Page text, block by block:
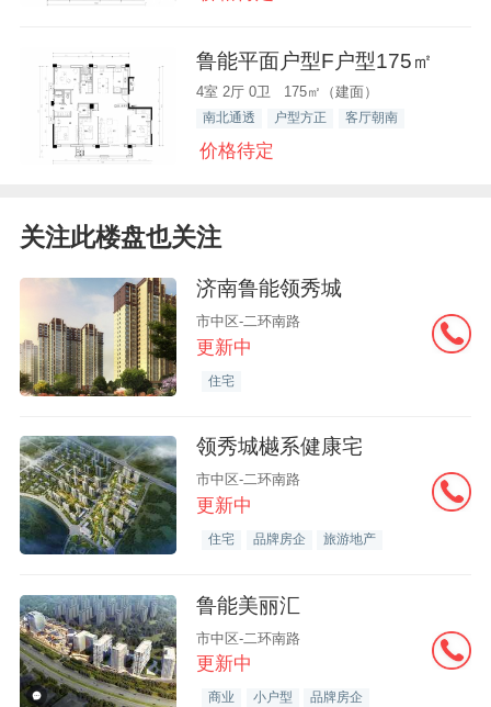
鲁能平面户型F户型175㎡
4室 2厅 0卫 175㎡（建面）
南北通透 户型方正 客厅朝南
价格待定
关注此楼盘也关注
济南鲁能领秀城
市中区-二环南路
更新中
住宅
领秀城樾系健康宅
市中区-二环南路
更新中
住宅 品牌房企 旅游地产
鲁能美丽汇
市中区-二环南路
更新中
商业 小户型 品牌房企